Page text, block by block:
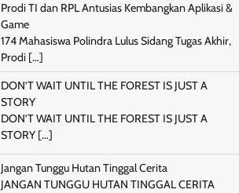
Prodi TI dan RPL Antusias Kembangkan Aplikasi &
Game
174 Mahasiswa Polindra Lulus Sidang Tugas Akhir,
Prodi […]
DON’T WAIT UNTIL THE FOREST IS JUST A
STORY
DON’T WAIT UNTIL THE FOREST IS JUST A
STORY […]
Jangan Tunggu Hutan Tinggal Cerita
JANGAN TUNGGU HUTAN TINGGAL CERITA